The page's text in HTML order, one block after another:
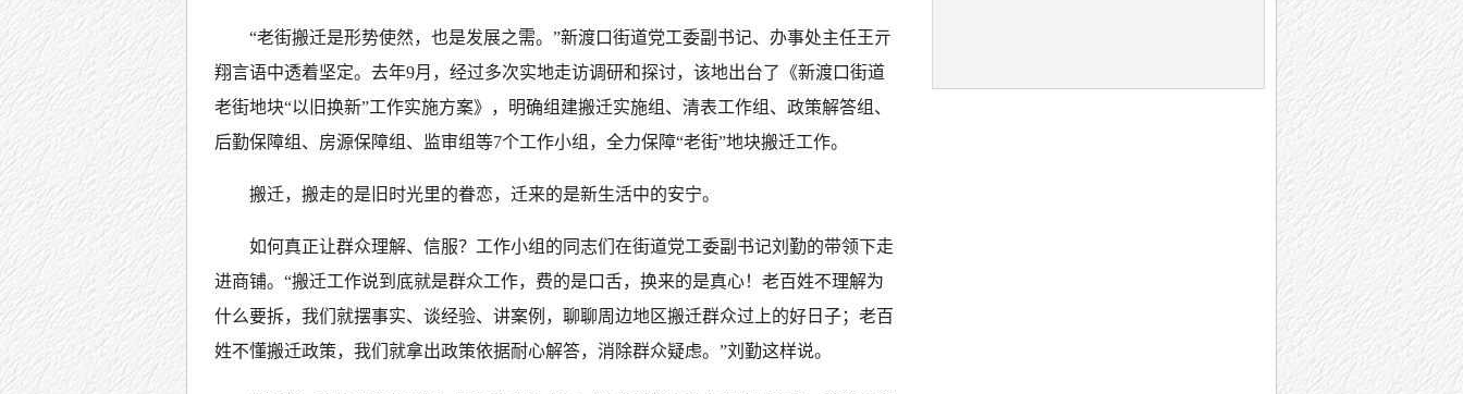
“老街搬迁是形势使然，也是发展之需。”新渡口街道党工委副书记、办事处主任王亓
翔言语中透着坚定。去年9月，经过多次实地走访调研和探讨，该地出台了《新渡口街道
老街地块“以旧换新”工作实施方案》，明确组建搬迁实施组、清表工作组、政策解答组、
后勤保障组、房源保障组、监审组等7个工作小组，全力保障“老街”地块搬迁工作。
搬迁，搬走的是旧时光里的眷恋，迁来的是新生活中的安宁。
如何真正让群众理解、信服？工作小组的同志们在街道党工委副书记刘勤的带领下走
进商铺。“搬迁工作说到底就是群众工作，费的是口舌，换来的是真心！老百姓不理解为
什么要拆，我们就摆事实、谈经验、讲案例，聊聊周边地区搬迁群众过上的好日子；老百
姓不懂搬迁政策，我们就拿出政策依据耐心解答，消除群众疑虑。”刘勤这样说。